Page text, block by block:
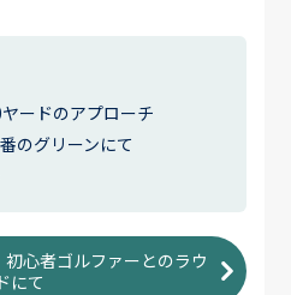
ヤードのアプローチ
のグリーンにて
心者ゴルファーとのラウ
にて